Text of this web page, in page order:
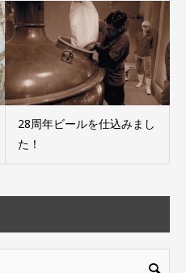
28周年ビールを仕込みまし
た！